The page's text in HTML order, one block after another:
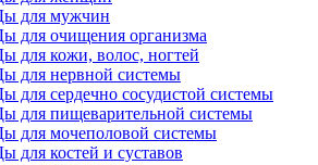
для мужчин
для очищения организма
для кожи, волос, ногтей
для нервной системы
для сердечно сосудистой системы
для пищеварительной системы
для мочеполовой системы
для костей и суставов